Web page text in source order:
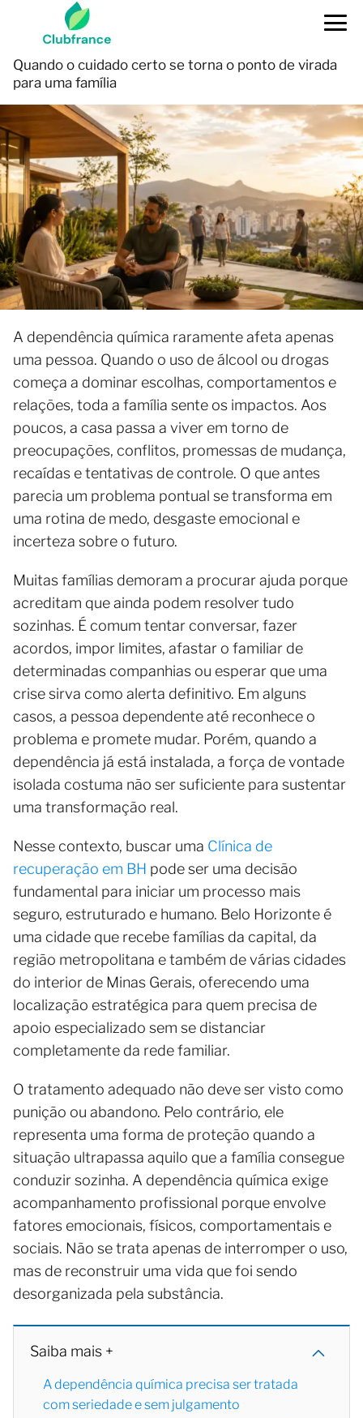
Quando o cuidado certo se torna o ponto de virada
para uma família
A dependência química raramente afeta apenas
uma pessoa. Quando o uso de álcool ou drogas
começa a dominar escolhas, comportamentos e
relações, toda a família sente os impactos. Aos
poucos, a casa passa a viver em torno de
preocupações, conflitos, promessas de mudança,
recaídas e tentativas de controle. O que antes
parecia um problema pontual se transforma em
uma rotina de medo, desgaste emocional e
incerteza sobre o futuro.
Muitas famílias demoram a procurar ajuda porque
acreditam que ainda podem resolver tudo
sozinhas. É comum tentar conversar, fazer
acordos, impor limites, afastar o familiar de
determinadas companhias ou esperar que uma
crise sirva como alerta definitivo. Em alguns
casos, a pessoa dependente até reconhece o
problema e promete mudar. Porém, quando a
dependência já está instalada, a força de vontade
isolada costuma não ser suficiente para sustentar
uma transformação real.
Nesse contexto, buscar uma Clínica de
recuperação em BH pode ser uma decisão
fundamental para iniciar um processo mais
seguro, estruturado e humano. Belo Horizonte é
uma cidade que recebe famílias da capital, da
região metropolitana e também de várias cidades
do interior de Minas Gerais, oferecendo uma
localização estratégica para quem precisa de
apoio especializado sem se distanciar
completamente da rede familiar.
O tratamento adequado não deve ser visto como
punição ou abandono. Pelo contrário, ele
representa uma forma de proteção quando a
situação ultrapassa aquilo que a família consegue
conduzir sozinha. A dependência química exige
acompanhamento profissional porque envolve
fatores emocionais, físicos, comportamentais e
sociais. Não se trata apenas de interromper o uso,
mas de reconstruir uma vida que foi sendo
desorganizada pela substância.
Saiba mais +
A dependência química precisa ser tratada
com seriedade e sem julgamento